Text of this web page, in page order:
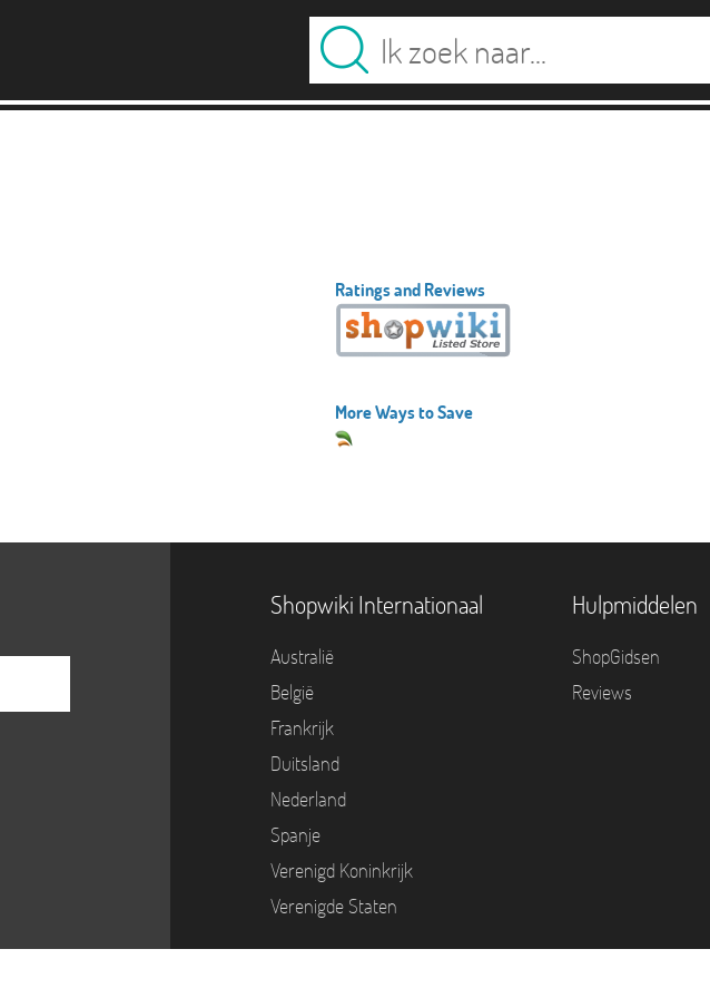
Ratings and Reviews
More Ways to Save
Shopwiki Internationaal
Australië
België
Frankrijk
Duitsland
Nederland
Spanje
Verenigd Koninkrijk
Verenigde Staten
Hulpmiddelen
ShopGidsen
Reviews